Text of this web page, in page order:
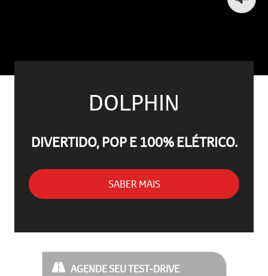
DOLPHIN
DIVERTIDO, POP E 100% ELÉTRICO.
SABER MAIS
AGENDE SEU TEST-DRIVE